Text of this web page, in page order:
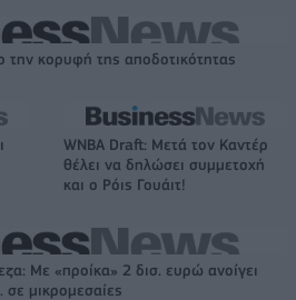
κορυφή της αποδοτικότητας
WNBA Draft: Μετά τον Καντέρ
θέλει να δηλώσει συμμετοχή
και ο Ρόις Γουάιτ!
Με «προίκα» 2 δισ. ευρώ ανοίγει
μικρομεσαίες